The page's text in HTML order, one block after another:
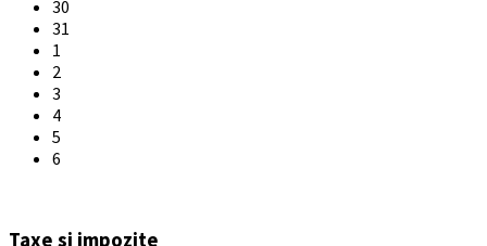
30
31
1
2
3
4
5
6
calendar
Taxe si impozite